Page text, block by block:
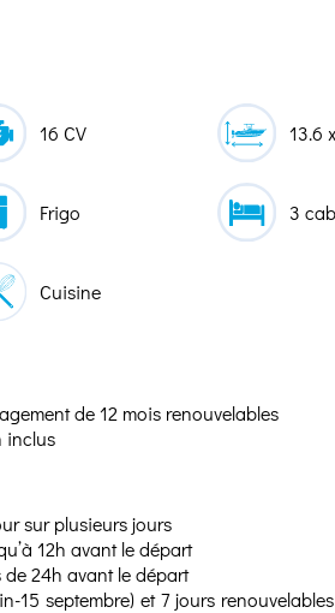
16 CV 13.6
Frigo 3
Cuisine
de 12 mois renouvelables
inclus
sur plusieurs jours
12h avant le départ
de 24h avant le départ
15 septembre) et 7 jours